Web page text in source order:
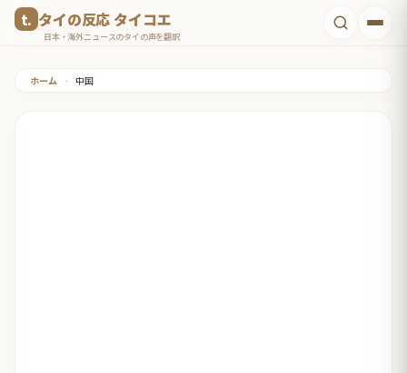
タイの反応 タイコエ
日本・海外ニュースのタイの声を翻訳
ホーム • 中国